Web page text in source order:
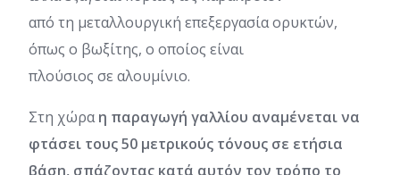
από τη μεταλλουργική επεξεργασία ορυκτών,
όπως ο βωξίτης, ο οποίος είναι
πλούσιος σε αλουμίνιο.
Στη χώραη παραγωγή γαλλίου αναμένεται να
φτάσει τους 50 μετρικούς τόνους σε ετήσια
βάση, σπάζοντας κατά αυτόν τον τρόπο το